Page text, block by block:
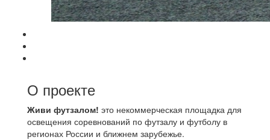
О проекте
Живи футзалом! это некоммерческая площадка для
освещения соревнований по футзалу и футболу в
регионах России и ближнем зарубежье.